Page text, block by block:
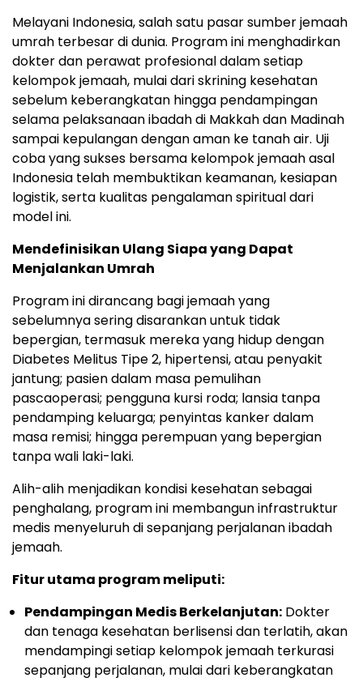
Melayani Indonesia, salah satu pasar sumber jemaah
umrah terbesar di dunia. Program ini menghadirkan
dokter dan perawat profesional dalam setiap
kelompok jemaah, mulai dari skrining kesehatan
sebelum keberangkatan hingga pendampingan
selama pelaksanaan ibadah di Makkah dan Madinah
sampai kepulangan dengan aman ke tanah air. Uji
coba yang sukses bersama kelompok jemaah asal
Indonesia telah membuktikan keamanan, kesiapan
logistik, serta kualitas pengalaman spiritual dari
model ini.
Mendefinisikan Ulang Siapa yang Dapat
Menjalankan Umrah
Program ini dirancang bagi jemaah yang
sebelumnya sering disarankan untuk tidak
bepergian, termasuk mereka yang hidup dengan
Diabetes Melitus Tipe 2, hipertensi, atau penyakit
jantung; pasien dalam masa pemulihan
pascaoperasi; pengguna kursi roda; lansia tanpa
pendamping keluarga; penyintas kanker dalam
masa remisi; hingga perempuan yang bepergian
tanpa wali laki-laki.
Alih-alih menjadikan kondisi kesehatan sebagai
penghalang, program ini membangun infrastruktur
medis menyeluruh di sepanjang perjalanan ibadah
jemaah.
Fitur utama program meliputi:
Pendampingan Medis Berkelanjutan: Dokter
dan tenaga kesehatan berlisensi dan terlatih, akan
mendampingi setiap kelompok jemaah terkurasi
sepanjang perjalanan, mulai dari keberangkatan